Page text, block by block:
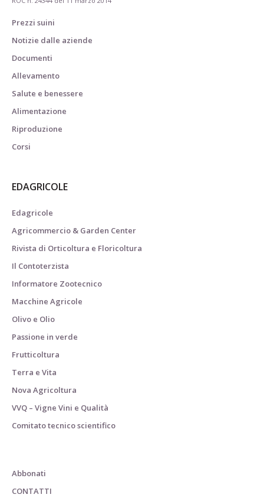
Prezzi suini
Notizie dalle aziende
Documenti
Allevamento
Salute e benessere
Alimentazione
Riproduzione
Corsi
EDAGRICOLE
Edagricole
Agricommercio & Garden Center
Rivista di Orticoltura e Floricoltura
Il Contoterzista
Informatore Zootecnico
Macchine Agricole
Olivo e Olio
Passione in verde
Frutticoltura
Terra e Vita
Nova Agricoltura
VVQ – Vigne Vini e Qualità
Comitato tecnico scientifico
Abbonati
CONTATTI